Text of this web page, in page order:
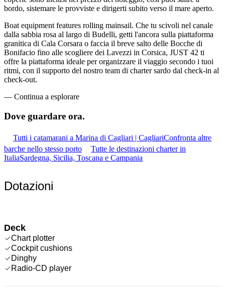
bordo, sistemare le provviste e dirigerti subito verso il mare aperto.
Boat equipment features rolling mainsail. Che tu scivoli nel canale
dalla sabbia rosa al largo di Budelli, getti l'ancora sulla piattaforma
granitica di Cala Corsara o faccia il breve salto delle Bocche di
Bonifacio fino alle scogliere dei Lavezzi in Corsica, JUST 42 ti
offre la piattaforma ideale per organizzare il viaggio secondo i tuoi
ritmi, con il supporto del nostro team di charter sardo dal check-in al
check-out.
— Continua a esplorare
Dove guardare ora.
Tutti i catamarani a Marina di Cagliari | CagliariConfronta altre
barche nello stesso porto
Tutte le destinazioni charter in
ItaliaSardegna, Sicilia, Toscana e Campania
Dotazioni
Deck
Chart plotter
Cockpit cushions
Dinghy
Radio-CD player